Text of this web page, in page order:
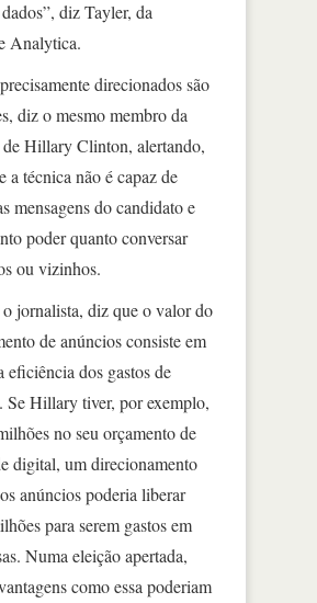
diz Tayler, da
Analytica.
direcionados são
diz o mesmo membro da
de Hillary Clinton, alertando,
a técnica não é capaz de
mensagens do candidato e
poder quanto conversar
ou vizinhos.
o jornalista, diz que o valor do
de anúncios consiste em
eficiência dos gastos de
Se Hillary tiver, por exemplo,
no seu orçamento de
digital, um direcionamento
anúncios poderia liberar
para serem gastos em
Numa eleição apertada,
como essa poderiam